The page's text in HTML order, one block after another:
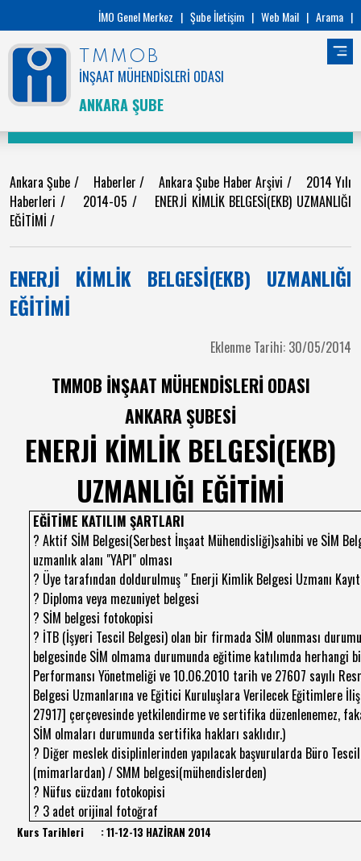
İMO Genel Merkez | Şube İletişim | Web Mail | Arama |
TMMOB
İNŞAAT MÜHENDİSLERİ ODASI
ANKARA ŞUBE
Ankara Şube / Haberler/ Ankara Şube Haber Arşivi / 2014 Yılı
Haberleri / 2014-05 / ENERJİ KİMLİK BELGESİ(EKB) UZMANLIĞI
EĞİTİMİ /
ENERJİ KİMLİK BELGESİ(EKB) UZMANLIĞI
EĞİTİMİ
Eklenme Tarihi: 30/05/2014
TMMOB İNŞAAT MÜHENDİSLERİ ODASI
ANKARA ŞUBESİ
ENERJİ KİMLİK BELGESİ(EKB)
UZMANLIĞI EĞİTİMİ
EĞİTİME KATILIM ŞARTLARI
? Aktif SİM Belgesi(Serbest İnşaat Mühendisliği)sahibi ve SİM
uzmanlık alanı "YAPI" olması
? Üye tarafından doldurulmuş " Enerji Kimlik Belgesi Uzmanı
? Diploma veya mezuniyet belgesi
? SİM belgesi fotokopisi
? İTB (İşyeri Tescil Belgesi) olan bir firmada SİM olunması
belgesinde SİM olmama durumunda eğitime katılımda herhangi
Performansı Yönetmeliği ve 10.06.2010 tarih ve 27607 sayılı
Belgesi Uzmanlarına ve Eğitici Kuruluşlara Verilecek Eğitimlere
27917] çerçevesinde yetkilendirme ve sertifika düzenlenemez,
SİM olmaları durumunda sertifika hakları saklıdır.)
? Diğer meslek disiplinlerinden yapılacak başvurularda Büro
(mimarlardan) / SMM belgesi(mühendislerden)
? Nüfus cüzdanı fotokopisi
? 3 adet orijinal fotoğraf
Kurs Tarihleri : 11-12-13 HAZİRAN 2014